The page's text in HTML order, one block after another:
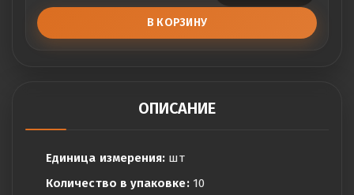
В КОРЗИНУ
ОПИСАНИЕ
Единица измерения: шт
Количество в упаковке:10